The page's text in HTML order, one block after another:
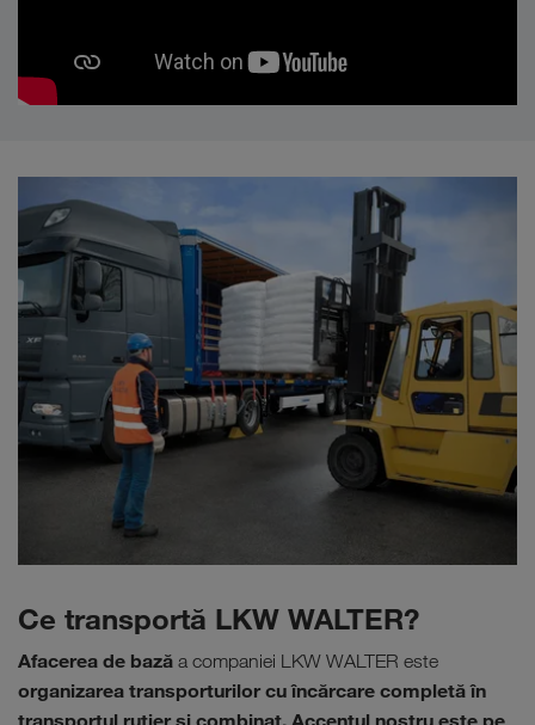
Ce transportă LKW WALTER?
Afacerea de bază a companiei LKW WALTER este
organizarea transporturilor cu încărcare completă în